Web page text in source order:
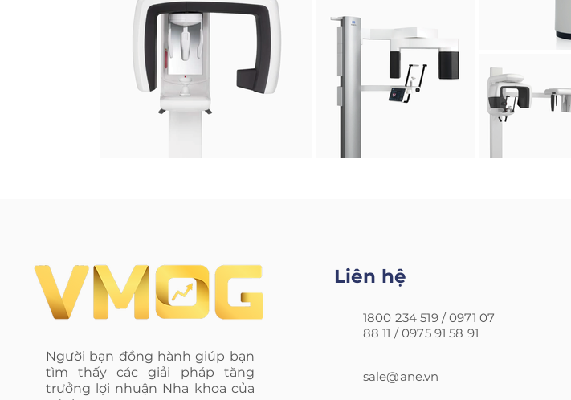
Người bạn đồng hành giúp bạn
tìm thấy các giải pháp tăng
trưởng lợi nhuận Nha khoa của
Liên hệ
1800 234 519 /0971 07
88 11 /0975 91 58 91
sale@ane.vn